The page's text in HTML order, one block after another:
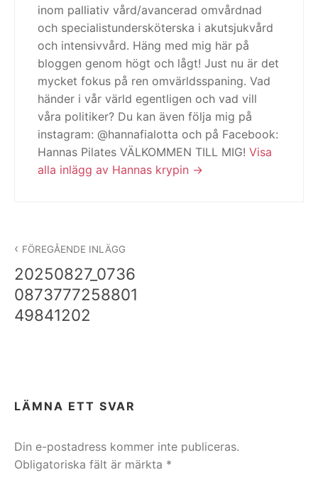
inom palliativ vård/avancerad omvårdnad
och specialistundersköterska i akutsjukvård
och intensivvård. Häng med mig här på
bloggen genom högt och lågt! Just nu är det
mycket fokus på ren omvärldsspaning. Vad
händer i vår värld egentligen och vad vill
våra politiker? Du kan även följa mig på
instagram: @hannafialotta och på Facebook:
Hannas Pilates VÄLKOMMEN TILL MIG! Visa
alla inlägg av Hannas krypin
FÖREGÅENDE INLÄGG
20250827_0736
0873777258801
49841202
LÄMNA ETT SVAR
Din e-postadress kommer inte publiceras.
Obligatoriska fält är märkta *